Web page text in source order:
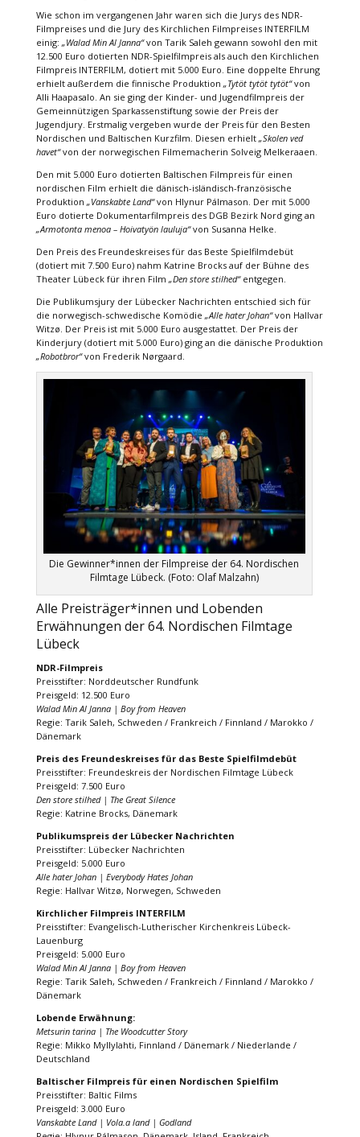
Wie schon im vergangenen Jahr waren sich die Jurys des NDR-
Filmpreises und die Jury des Kirchlichen Filmpreises INTERFILM
einig: „Walad Min Al Janna“von Tarik Saleh gewann sowohl den mit
12.500 Euro dotierten NDR-Spielfilmpreis als auch den Kirchlichen
Filmpreis INTERFILM, dotiert mit 5.000 Euro. Eine doppelte Ehrung
erhielt außerdem die finnische Produktion „Tytöt tytöt tytöt“von
Alli Haapasalo. An sie ging der Kinder- und Jugendfilmpreis der
Gemeinnützigen Sparkassenstiftung sowie der Preis der
Jugendjury. Erstmalig vergeben wurde der Preis für den Besten
Nordischen und Baltischen Kurzfilm. Diesen erhielt „Skolen ved
havet“von der norwegischen Filmemacherin Solveig Melkeraaen.
Den mit 5.000 Euro dotierten Baltischen Filmpreis für einen
nordischen Film erhielt die dänisch-isländisch-französische
Produktion „Vanskabte Land“von Hlynur Pálmason. Der mit 5.000
Euro dotierte Dokumentarfilmpreis des DGB Bezirk Nord ging an
„Armotonta menoa – Hoivatyön lauluja“von Susanna Helke.
Den Preis des Freundeskreises für das Beste Spielfilmdebüt
(dotiert mit 7.500 Euro) nahm Katrine Brocks auf der Bühne des
Theater Lübeck für ihren Film „Den store stilhed“entgegen.
Die Publikumsjury der Lübecker Nachrichten entschied sich für
die norwegisch-schwedische Komödie „Alle hater Johan“von Hallvar
Witzø. Der Preis ist mit 5.000 Euro ausgestattet. Der Preis der
Kinderjury (dotiert mit 5.000 Euro) ging an die dänische Produktion
„Robotbror“von Frederik Nørgaard.
Die Gewinner*innen der Filmpreise der 64. Nordischen
Filmtage Lübeck. (Foto: Olaf Malzahn)
Alle Preisträger*innen und Lobenden
Erwähnungen der 64. Nordischen Filmtage
Lübeck
NDR-Filmpreis
Preisstifter: Norddeutscher Rundfunk
Preisgeld: 12.500 Euro
Walad Min Al Janna | Boy from Heaven
Regie: Tarik Saleh, Schweden / Frankreich / Finnland / Marokko /
Dänemark
Preis des Freundeskreises für das Beste Spielfilmdebüt
Preisstifter: Freundeskreis der Nordischen Filmtage Lübeck
Preisgeld: 7.500 Euro
Den store stilhed | The Great Silence
Regie: Katrine Brocks, Dänemark
Publikumspreis der Lübecker Nachrichten
Preisstifter: Lübecker Nachrichten
Preisgeld: 5.000 Euro
Alle hater Johan | Everybody Hates Johan
Regie: Hallvar Witzø, Norwegen, Schweden
Kirchlicher Filmpreis INTERFILM
Preisstifter: Evangelisch-Lutherischer Kirchenkreis Lübeck-
Lauenburg
Preisgeld: 5.000 Euro
Walad Min Al Janna | Boy from Heaven
Regie: Tarik Saleh, Schweden / Frankreich / Finnland / Marokko /
Dänemark
Lobende Erwähnung:
Metsurin tarina | The Woodcutter Story
Regie: Mikko Myllylahti, Finnland / Dänemark / Niederlande /
Deutschland
Baltischer Filmpreis für einen Nordischen Spielfilm
Preisstifter: Baltic Films
Preisgeld: 3.000 Euro
Vanskabte Land | Vola.a land | Godland